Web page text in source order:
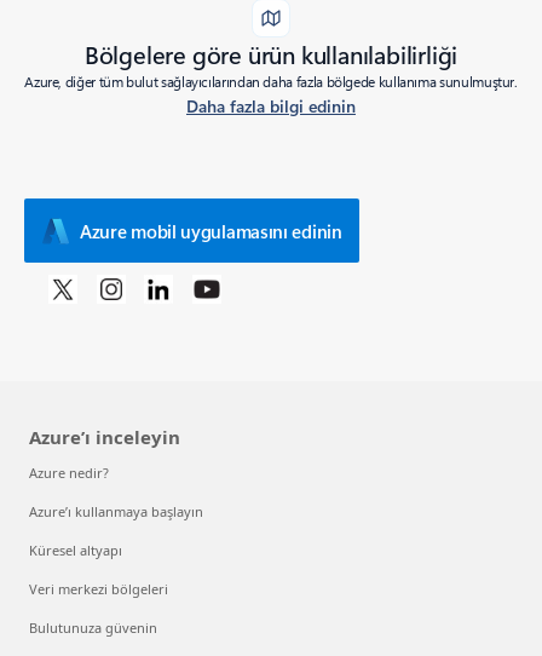
Bölgelere göre ürün kullanılabilirliği
Azure, diğer tüm bulut sağlayıcılarından daha fazla bölgede kullanıma sunulmuştur.
Daha fazla bilgi edinin
Azure mobil uygulamasını edinin
Azure’ı inceleyin
Azure nedir?
Azure’ı kullanmaya başlayın
Küresel altyapı
Veri merkezi bölgeleri
Bulutunuza güvenin